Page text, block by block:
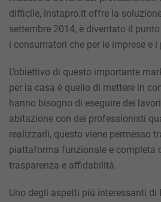
difficile, Instapro.it offre la
settembre 2014, è diventato il
i consumatori che per le imprese e
L’obiettivo di questo importante
per la casa è quello di mettere in
hanno bisogno di eseguire dei
abitazione con dei professionisti
realizzarli, questo viene permesso
piattaforma funzionale e completa
trasparenza e affidabilità.
Uno degli aspetti più interessanti di